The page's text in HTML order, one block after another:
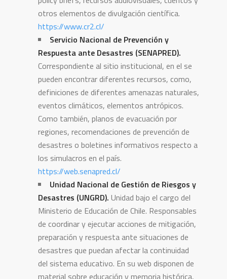
otros elementos de divulgación científica.
https://www.cr2.cl/
Servicio Nacional de Prevención y
Respuesta ante Desastres (SENAPRED).
Correspondiente al sitio institucional, en el se
pueden encontrar diferentes recursos, como,
definiciones de diferentes amenazas naturales,
eventos climáticos, elementos antrópicos.
Como también, planos de evacuación por
regiones, recomendaciones de prevención de
desastres o boletines informativos respecto a
los simulacros en el país.
https://web.senapred.cl/
Unidad Nacional de Gestión de Riesgos y
Desastres (UNGRD). Unidad bajo el cargo del
Ministerio de Educación de Chile. Responsables
de coordinar y ejecutar acciones de mitigación,
preparación y respuesta ante situaciones de
desastres que puedan afectar la continuidad
del sistema educativo. En su web disponen de